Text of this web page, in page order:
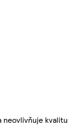
neovlivňuje kvalitu